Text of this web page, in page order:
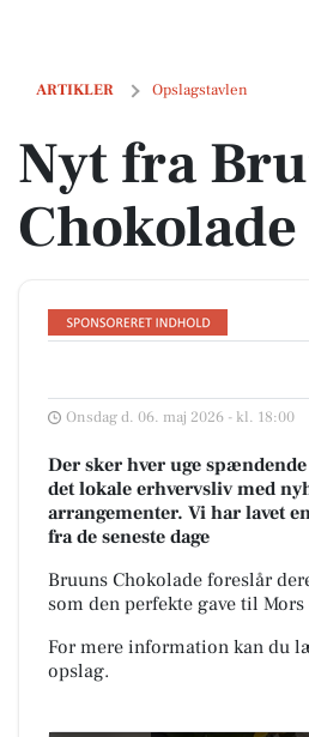
ARTIKLER Opslagstavlen
Nyt fra Bruuns Chokolade
Nyt fra
Chokolade
Onsdag d. 06. maj 2026 - kl. 18:00
Der sker hver uge
det lokale erhvervsliv med
arrangementer. Vi har lavet
fra de seneste dage
Bruuns Chokolade foreslår
som den perfekte gave til Mors
For mere information kan du
opslag.